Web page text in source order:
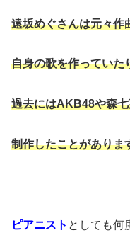
遠坂めぐさんは元々作
自身の歌を作っていた
過去にはAKB48や森
制作したことがありま
ピアニスト としても何